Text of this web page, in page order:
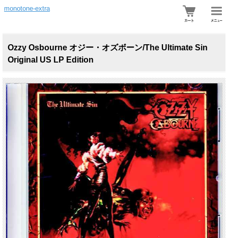
monotone-extra
Ozzy Osbourne オジー・オズボーン/The Ultimate Sin
Original US LP Edition